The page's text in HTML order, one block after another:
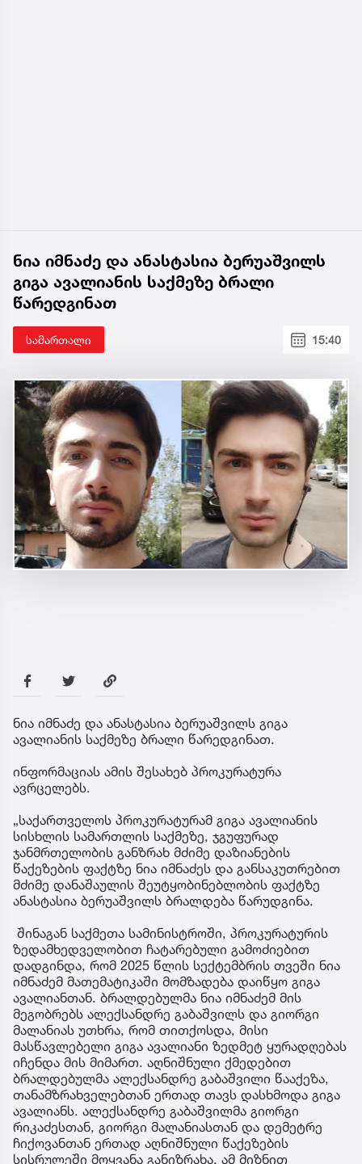
ნია იმნაძე და ანასტასია ბერუაშვილს
გიგა ავალიანის საქმეზე ბრალი
წარედგინათ
სამართალი 15:40
ნია იმნაძე და ანასტასია ბერუაშვილს გიგა
ავალიანის საქმეზე ბრალი წარედგინათ.
ინფორმაციას ამის შესახებ პროკურატურა
ავრცელებს.
„საქართველოს პროკურატურამ გიგა ავალიანის
სისხლის სამართლის საქმეზე, ჯგუფურად
ჯანმრთელობის განზრახ მძიმე დაზიანების
წაქეზების ფაქტზე ნია იმნაძეს და განსაკუთრებით
მძიმე დანაშაულის შეუტყობინებლობის ფაქტზე
ანასტასია ბერუაშვილს ბრალდება წარუდგინა.
შინაგან საქმეთა სამინისტროში, პროკურატურის
ზედამხედველობით ჩატარებული გამოძიებით
დადგინდა, რომ 2025 წლის სექტემბრის თვეში ნია
იმნაძემ მათემატიკაში მომზადება დაიწყო გიგა
ავალიანთან. ბრალდებულმა ნია იმნაძემ მის
მეგობრებს ალექსანდრე გაბაშვილს და გიორგი
მალანიას უთხრა, რომ თითქოსდა, მისი
მასწავლებელი გიგა ავალიანი ზედმეტ ყურადღებას
იჩენდა მის მიმართ. აღნიშნული ქმედებით
ბრალდებულმა ალექსანდრე გაბაშვილი წააქეზა,
თანამზრახველებთან ერთად თავს დასხმოდა გიგა
ავალიანს. ალექსანდრე გაბაშვილმა გიორგი
რიკაძესთან, გიორგი მალანიასთან და დემეტრე
ჩიქოვანთან ერთად აღნიშნული წაქეზების
სისრულეში მოყვანა განიზრახა. ამ მიზნით